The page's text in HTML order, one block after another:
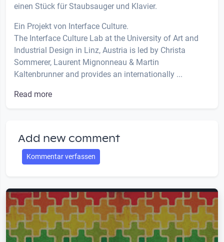
einen Stück für Staubsauger und Klavier.
Ein Projekt von Interface Culture.
The Interface Culture Lab at the University of Art and
Industrial Design in Linz, Austria is led by Christa
Sommerer, Laurent Mignonneau & Martin
Kaltenbrunner and provides an internationally ...
Read more
Add new comment
Kommentar verfassen